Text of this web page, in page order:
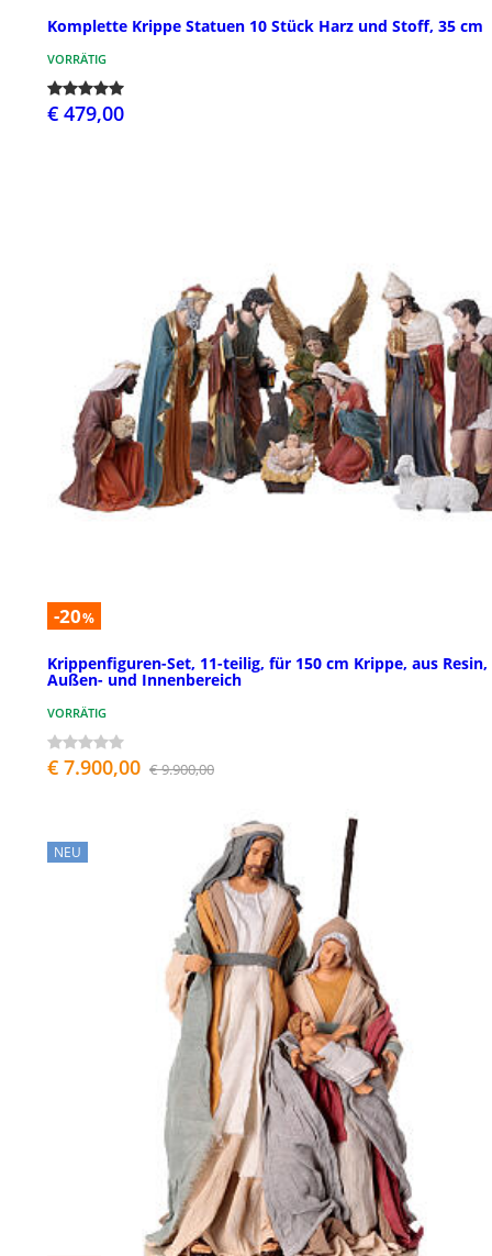
Komplette Krippe Statuen 10 Stück Harz und Stoff, 35 cm
VORRÄTIG
€ 479,00
-20%
Krippenfiguren-Set, 11-teilig, für 150 cm Krippe, aus
Außen- und Innenbereich
VORRÄTIG
€ 7.900,00 € 9.900,00
NEU